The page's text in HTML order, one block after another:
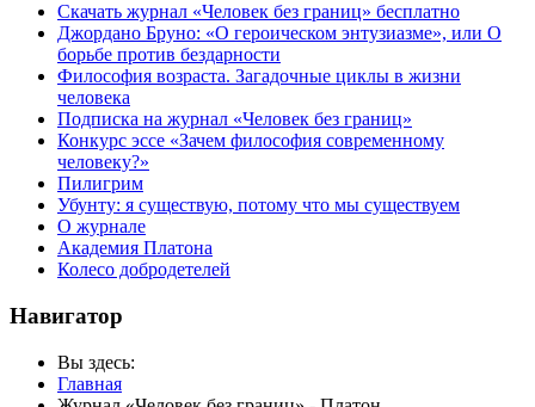
Скачать журнал «Человек без границ» бесплатно
Джордано Бруно: «О героическом энтузиазме», или О
борьбе против бездарности
Философия возраста. Загадочные циклы в жизни
человека
Подписка на журнал «Человек без границ»
Конкурс эссе «Зачем философия современному
человеку?»
Пилигрим
Убунту: я существую, потому что мы существуем
О журнале
Академия Платона
Колесо добродетелей
Навигатор
Вы здесь:
Главная